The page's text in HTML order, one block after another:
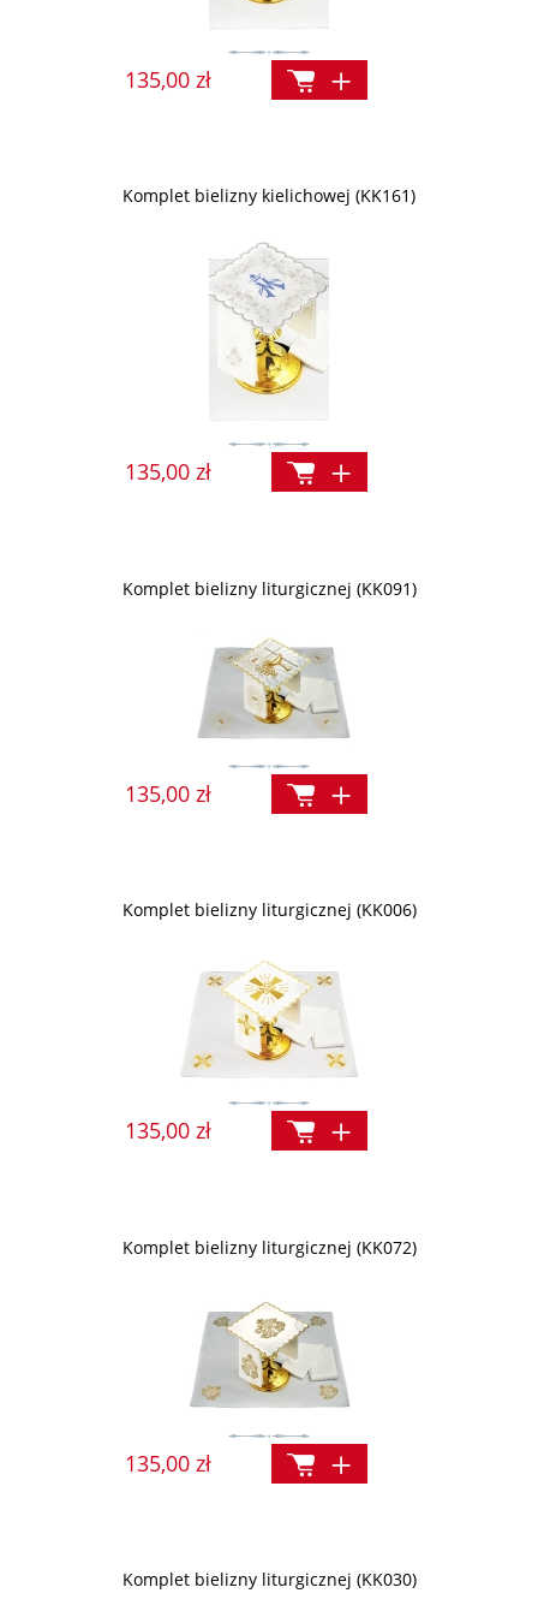
135,00 zł
Komplet bielizny kielichowej (KK161)
135,00 zł
Komplet bielizny liturgicznej (KK091)
135,00 zł
Komplet bielizny liturgicznej (KK006)
135,00 zł
Komplet bielizny liturgicznej (KK072)
135,00 zł
Komplet bielizny liturgicznej (KK030)